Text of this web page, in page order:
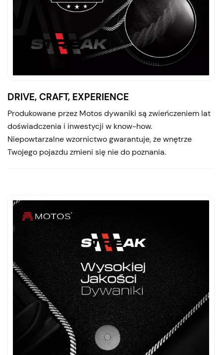
DRIVE, CRAFT, EXPERIENCE
Produkowane przez Motos dywaniki są zwieńczeniem lat
doświadczenia i inwestycji w know-how.
Niepowtarzalne wzornictwo gwarantuje, że wnętrze
Twojego pojazdu zmieni się nie do poznania.